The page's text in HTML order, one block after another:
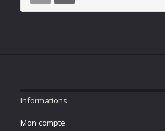
Informations
Mon compte